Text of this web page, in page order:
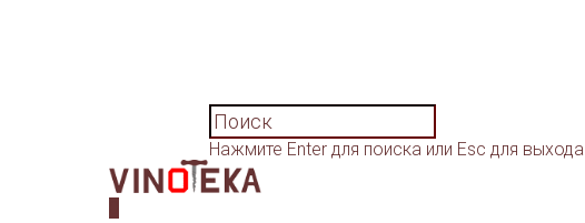
Нажмите Enter для поиска или Esc для выхода